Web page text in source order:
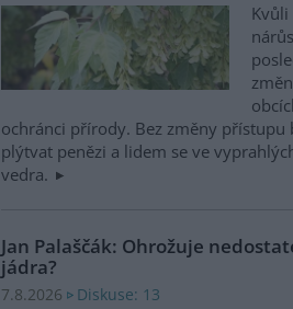
ochránci přírody. Bez změny přístupu
plýtvat penězi a lidem se ve
vedra.
Jan Palaščák: Ohrožuje
jádra?
7.8.2026 Diskuse: 13